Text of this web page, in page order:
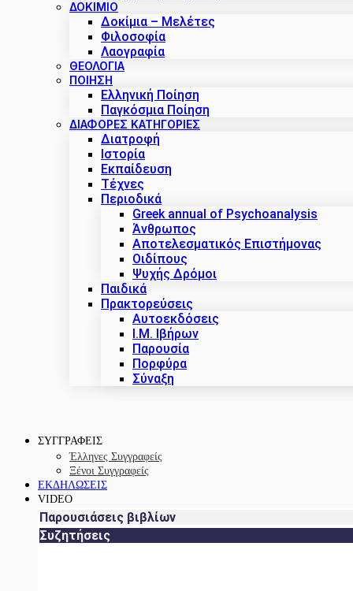
ΔΟΚΊΜΙΟ
Δοκίμια – Μελέτες
Φιλοσοφία
Λαογραφία
ΘΕΟΛΟΓΙΑ
ΠΟΙΗΣΗ
Ελληνική Ποίηση
Παγκόσμια Ποίηση
ΔΙΑΦΟΡΕΣ ΚΑΤΗΓΟΡΙΕΣ
Διατροφή
Ιστορία
Εκπαίδευση
Τέχνες
Περιοδικά
Greek annual of Psychoanalysis
Άνθρωπος
Αποτελεσματικός Επιστήμονας
Οιδίπους
Ψυχής Δρόμοι
Παιδικά
Πρακτoρεύσεις
Αυτοεκδόσεις
Ι.Μ. Ιβήρων
Παρουσία
Πορφύρα
Σύναξη
ΣΥΓΓΡΑΦΕΙΣ
Έλληνες Συγγραφείς
Ξένοι Συγγραφείς
ΕΚΔΗΛΩΣΕΙΣ
VIDEO
Παρουσιάσεις βιβλίων
Συζητήσεις